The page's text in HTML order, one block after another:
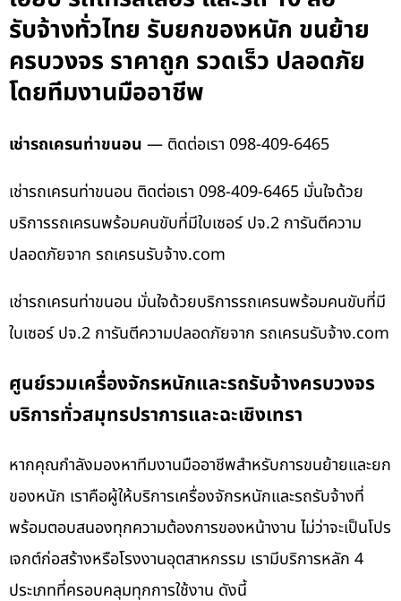
รับจ้างทั่วไทย รับยกของหนัก ขนย้าย
ครบวงจร ราคาถูก รวดเร็ว ปลอดภัย
โดยทีมงานมืออาชีพ
เช่ารถเครนท่าขนอน — ติดต่อเรา 098-409-6465
เช่ารถเครนท่าขนอน ติดต่อเรา 098-409-6465 มั่นใจด้วย
บริการรถเครนพร้อมคนขับที่มีใบเซอร์ ปจ.2 การันตีความ
ปลอดภัยจาก รถเครนรับจ้าง.com
เช่ารถเครนท่าขนอน มั่นใจด้วยบริการรถเครนพร้อมคนขับที่มี
ใบเซอร์ ปจ.2 การันตีความปลอดภัยจาก รถเครนรับจ้าง.com
ศูนย์รวมเครื่องจักรหนักและรถรับจ้างครบวงจร
บริการทั่วสมุทรปราการและฉะเชิงเทรา
หากคุณกำลังมองหาทีมงานมืออาชีพสำหรับการขนย้ายและยก
ของหนัก เราคือผู้ให้บริการเครื่องจักรหนักและรถรับจ้างที่
พร้อมตอบสนองทุกความต้องการของหน้างาน ไม่ว่าจะเป็นโปร
เจกต์ก่อสร้างหรือโรงงานอุตสาหกรรม เรามีบริการหลัก 4
ประเภทที่ครอบคลุมทุกการใช้งาน ดังนี้